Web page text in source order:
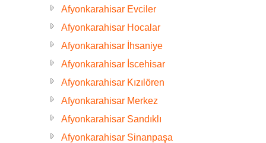
Afyonkarahisar Evciler
Afyonkarahisar Hocalar
Afyonkarahisar İhsaniye
Afyonkarahisar İscehisar
Afyonkarahisar Kızılören
Afyonkarahisar Merkez
Afyonkarahisar Sandıklı
Afyonkarahisar Sinanpaşa